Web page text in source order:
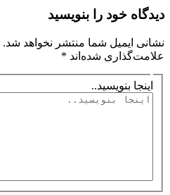
دیدگاه‌ خود را بنویسید
نشانی ایمیل شما منتشر نخواهد شد.
علامت‌گذاری شده‌اند *
اینجا بنویسید..